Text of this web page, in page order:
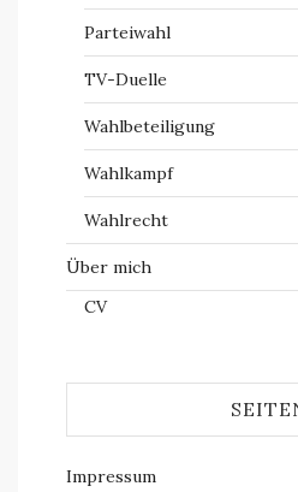
Parteiwahl
TV-Duelle
Wahlbeteiligung
Wahlkampf
Wahlrecht
Über mich
CV
Impressum